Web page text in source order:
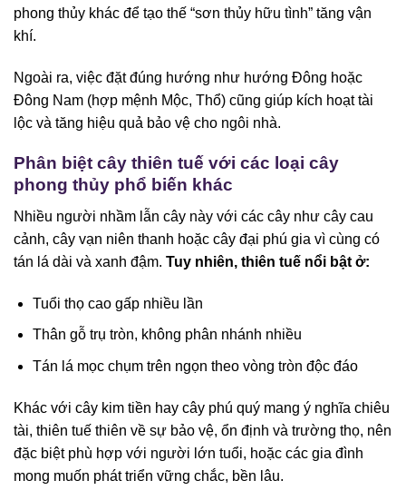
phong thủy khác để tạo thế “sơn thủy hữu tình” tăng vận
khí.
Ngoài ra, việc đặt đúng hướng như hướng Đông hoặc
Đông Nam (hợp mệnh Mộc, Thổ) cũng giúp kích hoạt tài
lộc và tăng hiệu quả bảo vệ cho ngôi nhà.
Phân biệt cây thiên tuế với các loại cây
phong thủy phổ biến khác
Nhiều người nhầm lẫn cây này với các cây như cây cau
cảnh, cây vạn niên thanh hoặc cây đại phú gia vì cùng có
tán lá dài và xanh đậm. Tuy nhiên, thiên tuế nổi bật ở:
Tuổi thọ cao gấp nhiều lần
Thân gỗ trụ tròn, không phân nhánh nhiều
Tán lá mọc chụm trên ngọn theo vòng tròn độc đáo
Khác với cây kim tiền hay cây phú quý mang ý nghĩa chiêu
tài, thiên tuế thiên về sự bảo vệ, ổn định và trường thọ, nên
đặc biệt phù hợp với người lớn tuổi, hoặc các gia đình
mong muốn phát triển vững chắc, bền lâu.